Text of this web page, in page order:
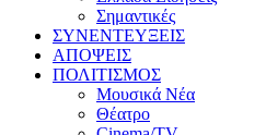
Σημαντικές
ΣΥΝΕΝΤΕΥΞΕΙΣ
ΑΠΟΨΕΙΣ
ΠΟΛΙΤΙΣΜΟΣ
Μουσικά Νέα
Θέατρο